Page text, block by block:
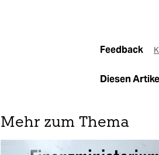
Feedback
Diesen
Mehr zum Thema